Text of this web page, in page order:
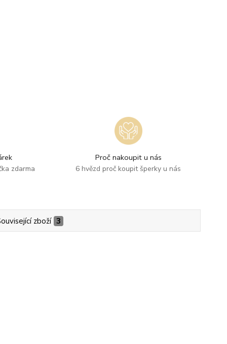
zdarma
Proč nakoupit u nás
6 hvězd proč koupit šperky u nás
zboží 3